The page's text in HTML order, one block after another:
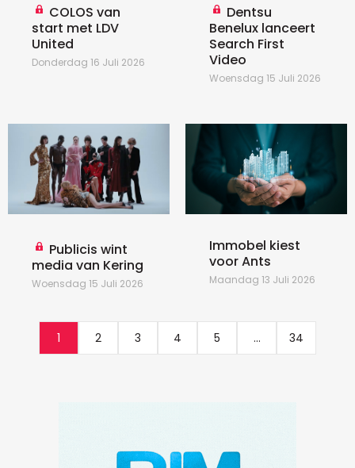
COLOS van
start met LDV
United
Donderdag 16 Juli 2026
Dentsu
Benelux lanceert
Search First
Video
Woensdag 15 Juli 2026
Publicis wint
media van Kering
Woensdag 15 Juli 2026
Immobel kiest
voor Ants
Maandag 13 Juli 2026
1 2 3 4 5 ... 34